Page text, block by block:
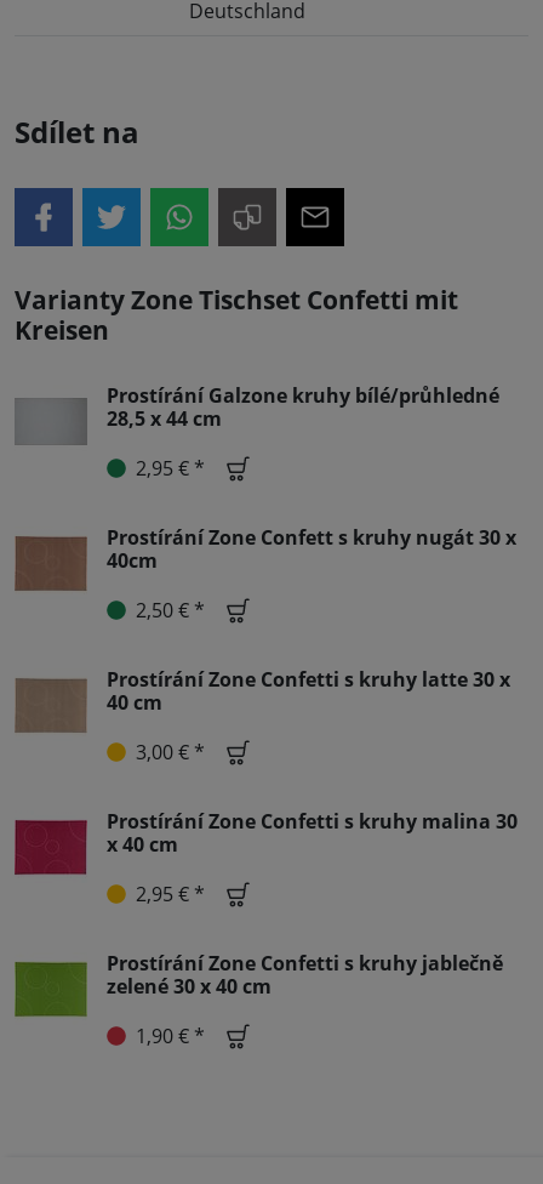
Deutschland
Sdílet na
Varianty Zone Tischset Confetti mit
Kreisen
Prostírání Galzone kruhy bílé/průhledné
28,5 x 44 cm
2,95 € *
Prostírání Zone Confett s kruhy nugát 30 x
40cm
2,50 € *
Prostírání Zone Confetti s kruhy latte 30 x
40 cm
3,00 € *
Prostírání Zone Confetti s kruhy malina 30
x 40 cm
2,95 € *
Prostírání Zone Confetti s kruhy jablečně
zelené 30 x 40 cm
1,90 € *